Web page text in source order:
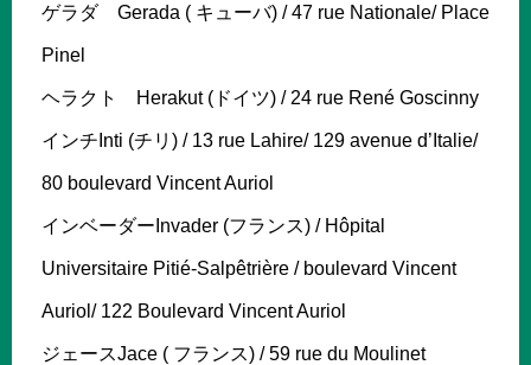
ゲラダ Gerada ( キューバ) / 47 rue Nationale/ Place
Pinel
ヘラクト Herakut (ドイツ) / 24 rue René Goscinny
インチInti (チリ) / 13 rue Lahire/ 129 avenue d’Italie/
80 boulevard Vincent Auriol
インベーダーInvader (フランス) / Hôpital
Universitaire Pitié-Salpêtrière / boulevard Vincent
Auriol/ 122 Boulevard Vincent Auriol
ジェースJace ( フランス) / 59 rue du Moulinet